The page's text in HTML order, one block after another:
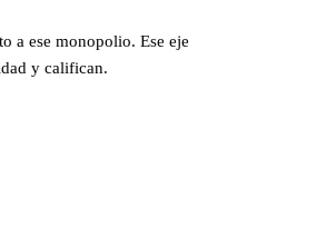
a ese monopolio. Ese eje
y califican.